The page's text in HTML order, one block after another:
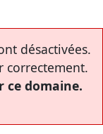
désactivées.
correctement.
ce domaine.